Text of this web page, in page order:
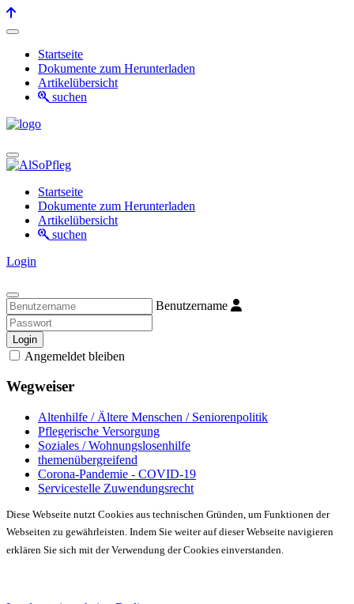
Startseite
Dokumente zum Herunterladen
Artikelübersicht
suchen
Startseite
Dokumente zum Herunterladen
Artikelübersicht
suchen
Login
Benutzername
Login
Angemeldet bleiben
Wegweiser
Altenhilfe / Ältere Menschen / Seniorenpolitik
Pflegerische Versorgung
Soziales / Wohnungslosenhilfe
themenübergreifend
Corona-Pandemie - COVID-19
Servicestelle Zuwendungsrecht
Diese Webseite nutzt Cookies aus technischen Gründen, um Funktionen der
Webseiten zu gewährleisten. Indem Sie weiter auf dieser Webseite navigieren
erklären Sie sich mit der Verwendung der Cookies einverstanden.